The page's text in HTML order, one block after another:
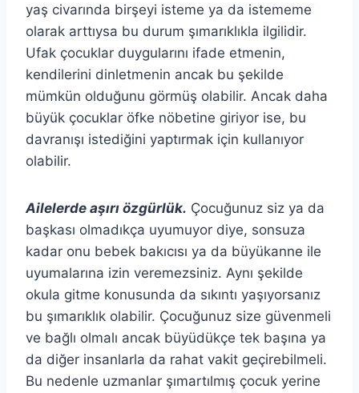
yaş civarında birşeyi isteme ya da istememe
olarak arttıysa bu durum şımarıklıkla ilgilidir.
Ufak çocuklar duygularını ifade etmenin,
kendilerini dinletmenin ancak bu şekilde
mümkün olduğunu görmüş olabilir. Ancak daha
büyük çocuklar öfke nöbetine giriyor ise, bu
davranışı istediğini yaptırmak için kullanıyor
olabilir.
Ailelerde aşırı özgürlük. Çocuğunuz siz ya da
başkası olmadıkça uyumuyor diye, sonsuza
kadar onu bebek bakıcısı ya da büyükanne ile
uyumalarına izin veremezsiniz. Aynı şekilde
okula gitme konusunda da sıkıntı yaşıyorsanız
bu şımarıklık olabilir. Çocuğunuz size güvenmeli
ve bağlı olmalı ancak büyüdükçe tek başına ya
da diğer insanlarla da rahat vakit geçirebilmeli.
Bu nedenle uzmanlar şımartılmış çocuk yerine